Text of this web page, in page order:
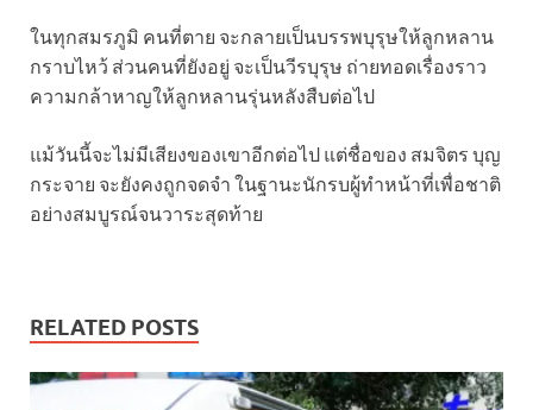
ในทุกสมรภูมิ คนที่ตาย จะกลายเป็นบรรพบุรุษให้ลูกหลาน
กราบไหว้ ส่วนคนที่ยังอยู่ จะเป็นวีรบุรุษ ถ่ายทอดเรื่องราว
ความกล้าหาญให้ลูกหลานรุ่นหลังสืบต่อไป
แม้วันนี้จะไม่มีเสียงของเขาอีกต่อไป แต่ชื่อของ สมจิตร บุญ
กระจาย จะยังคงถูกจดจำ ในฐานะนักรบผู้ทำหน้าที่เพื่อชาติ
อย่างสมบูรณ์จนวาระสุดท้าย
RELATED POSTS